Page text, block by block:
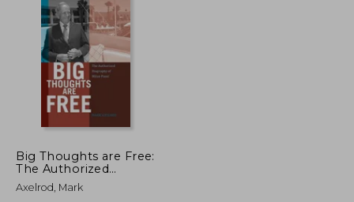
Big Thoughts are Free:
The Authorized
Biography of Milan
Panic (en Inglés)
Axelrod, Mark